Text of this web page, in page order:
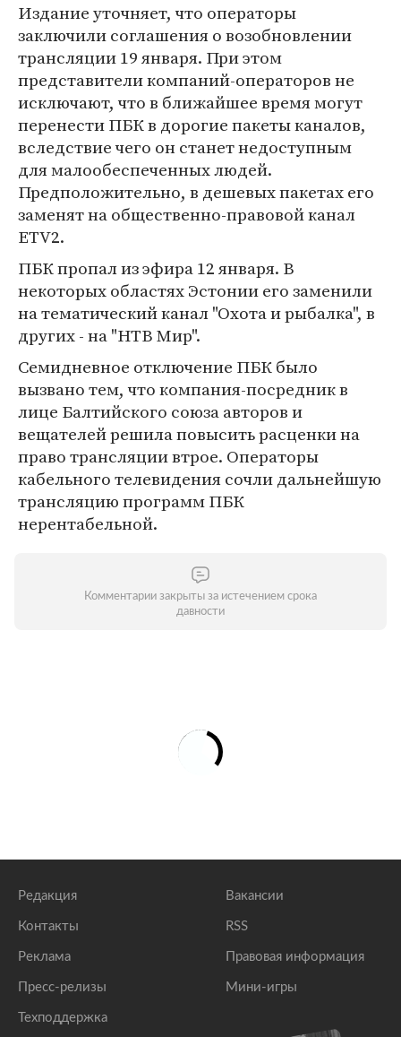
Издание уточняет, что операторы
заключили соглашения о возобновлении
трансляции 19 января. При этом
представители компаний-операторов не
исключают, что в ближайшее время могут
перенести ПБК в дорогие пакеты каналов,
вследствие чего он станет недоступным
для малообеспеченных людей.
Предположительно, в дешевых пакетах его
заменят на общественно-правовой канал
ETV2.
ПБК пропал из эфира 12 января. В
некоторых областях Эстонии его заменили
на тематический канал "Охота и рыбалка", в
других - на "НТВ Мир".
Семидневное отключение ПБК было
вызвано тем, что компания-посредник в
лице Балтийского союза авторов и
вещателей решила повысить расценки на
право трансляции втрое. Операторы
кабельного телевидения сочли дальнейшую
трансляцию программ ПБК
нерентабельной.
Комментарии закрыты за истечением срока
давности
Редакция
Контакты
Реклама
Пресс-релизы
Техподдержка
Вакансии
RSS
Правовая информация
Мини-игры